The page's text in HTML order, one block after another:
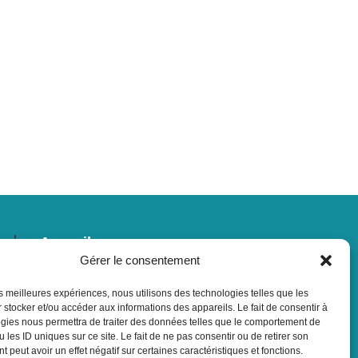
Gérer le consentement
meilleures expériences, nous utilisons des technologies telles que les
stocker et/ou accéder aux informations des appareils. Le fait de consentir à
nous permettra de traiter des données telles que le comportement de
les ID uniques sur ce site. Le fait de ne pas consentir ou de retirer son
peut avoir un effet négatif sur certaines caractéristiques et fonctions.
Accueil
Je découvre
Je vis
Je bouge